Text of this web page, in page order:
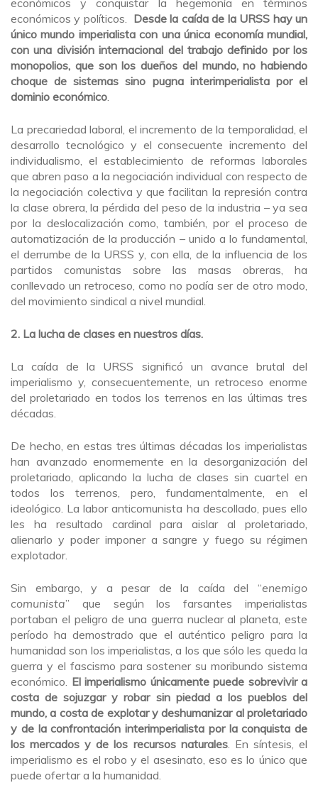
económicos y conquistar la hegemonía en términos
económicos y políticos. Desde la caída de la URSS hay un
único mundo imperialista con una única economía mundial,
con una división internacional del trabajo definido por los
monopolios, que son los dueños del mundo, no habiendo
choque de sistemas sino pugna interimperialista por el
dominio económico.
La precariedad laboral, el incremento de la temporalidad, el
desarrollo tecnológico y el consecuente incremento del
individualismo, el establecimiento de reformas laborales
que abren paso a la negociación individual con respecto de
la negociación colectiva y que facilitan la represión contra
la clase obrera, la pérdida del peso de la industria – ya sea
por la deslocalización como, también, por el proceso de
automatización de la producción – unido a lo fundamental,
el derrumbe de la URSS y, con ella, de la influencia de los
partidos comunistas sobre las masas obreras, ha
conllevado un retroceso, como no podía ser de otro modo,
del movimiento sindical a nivel mundial.
2. La lucha de clases en nuestros días.
La caída de la URSS significó un avance brutal del
imperialismo y, consecuentemente, un retroceso enorme
del proletariado en todos los terrenos en las últimas tres
décadas.
De hecho, en estas tres últimas décadas los imperialistas
han avanzado enormemente en la desorganización del
proletariado, aplicando la lucha de clases sin cuartel en
todos los terrenos, pero, fundamentalmente, en el
ideológico. La labor anticomunista ha descollado, pues ello
les ha resultado cardinal para aislar al proletariado,
alienarlo y poder imponer a sangre y fuego su régimen
explotador.
Sin embargo, y a pesar de la caída del “enemigo
comunista” que según los farsantes imperialistas
portaban el peligro de una guerra nuclear al planeta, este
período ha demostrado que el auténtico peligro para la
humanidad son los imperialistas, a los que sólo les queda la
guerra y el fascismo para sostener su moribundo sistema
económico. El imperialismo únicamente puede sobrevivir a
costa de sojuzgar y robar sin piedad a los pueblos del
mundo, a costa de explotar y deshumanizar al proletariado
y de la confrontación interimperialista por la conquista de
los mercados y de los recursos naturales. En síntesis, el
imperialismo es el robo y el asesinato, eso es lo único que
puede ofertar a la humanidad.